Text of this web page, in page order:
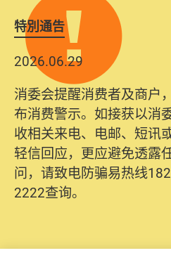
特別通告
2026.06.29
消委会提醒消费者及商户
布消费警示。如接获以消
收相关来电、电邮、短讯
轻信回应，更应避免透露
问，请致电防骗易热线
2222查询。